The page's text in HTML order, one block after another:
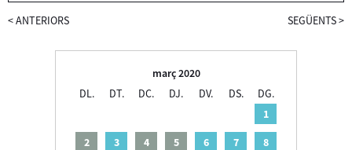
<ANTERIORS SEGÜENTS>
març 2020
DL.
DT. DC. DJ. DV. DS.
DG.
1
2
3 4 5 6 7
8